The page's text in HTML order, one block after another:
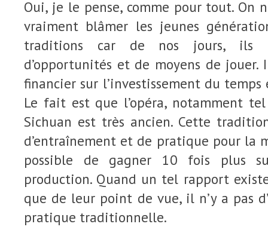
Oui, je le pense, comme pour tout. On
vraiment blâmer les jeunes
traditions car de nos jours, ils
d’opportunités et de moyens de
financier sur l’investissement du
Le fait est que l’opéra, notamment
Sichuan est très ancien. Cette
d’entraînement et de pratique pour la
possible de gagner 10 fois plus
production. Quand un tel rapport
que de leur point de vue, il n’y a pas
pratique traditionnelle.